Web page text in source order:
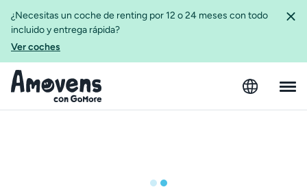
¿Necesitas un coche de renting por 12 o 24 meses con todo
incluido y entrega rápida?
Ver coches